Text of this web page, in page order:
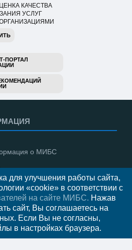
КАЧЕСТВА
УСЛУГ
ПОРТАЛ
о МИБС
центры
законодательство
для улучшения работы сайта,
«cookie» в соответствии с
на сайте МИБС. Нажав
сайт, Вы соглашаетесь на
Если Вы не согласны,
в настройках браузера.